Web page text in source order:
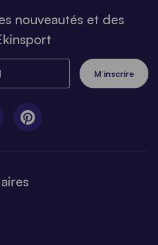
nouveautés et des
M’inscrire